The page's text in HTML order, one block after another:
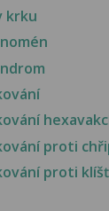
krku
proti
proti